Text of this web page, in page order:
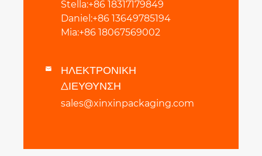
Stella:+86 18317179849
Daniel:+86 13649785194
Mia:+86 18067569002

ΗΛΕΚΤΡΟΝΙΚΗ
ΔΙΕΥΘΥΝΣΗ
sales@xinxinpackaging.com